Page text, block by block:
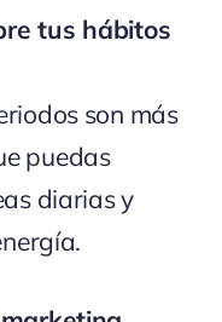
tus hábitos
son más
puedas
diarias y